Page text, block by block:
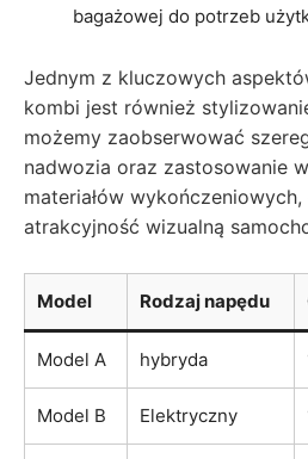
bagażowej do potrzeb
Jednym ⁤z‍ kluczowych
kombi ‍jest⁤ również
możemy zaobserwować
⁤nadwozia ​oraz zastosowanie⁤
materiałów
atrakcyjność wizualną
Model Rodzaj⁣ napędu
Model A hybryda
Model B Elektryczny